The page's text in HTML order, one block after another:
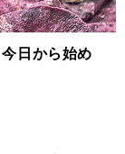
日から始め